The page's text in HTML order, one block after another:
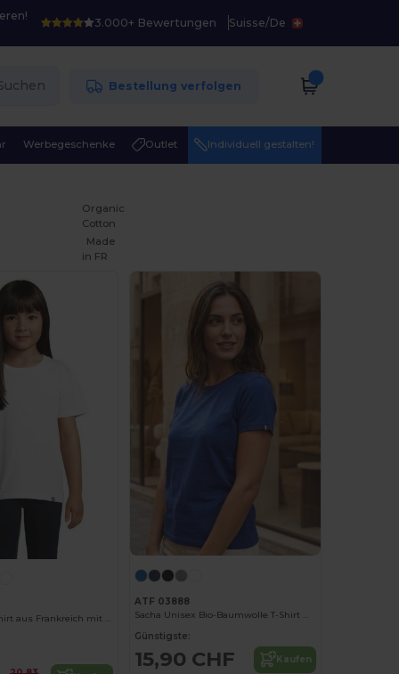
3.000+ Bewertungen Suisse/De
Bestellung verfolgen
Werbegeschenke Outlet Individuell gestalten!
Lou Kinder T-Shirt aus Frankreich mit Rundhalsausschnitt
Organic
Cotton
Made
in FR
ATF 03888
Sacha Unisex Bio-Baumwolle T-Shirt mit Rundhals
Günstigste:
15,90 CHF Kaufen